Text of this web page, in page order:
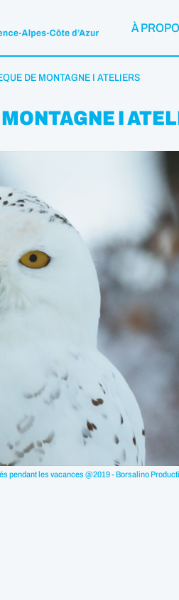
À
DE MONTAGNE I ATELIERS
I
pendant les vacances @2019 - Borsalino